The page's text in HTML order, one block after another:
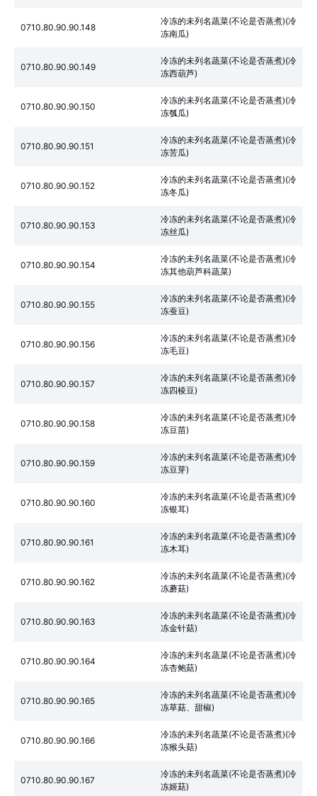
0710.80.90.90.148
冷冻的未列名蔬菜(不论是否蒸煮)(冷
冻南瓜)
0710.80.90.90.149
冷冻的未列名蔬菜(不论是否蒸煮)(冷
冻西葫芦)
0710.80.90.90.150
冷冻的未列名蔬菜(不论是否蒸煮)(冷
冻瓠瓜)
0710.80.90.90.151
冷冻的未列名蔬菜(不论是否蒸煮)(冷
冻苦瓜)
0710.80.90.90.152
冷冻的未列名蔬菜(不论是否蒸煮)(冷
冻冬瓜)
0710.80.90.90.153
冷冻的未列名蔬菜(不论是否蒸煮)(冷
冻丝瓜)
0710.80.90.90.154
冷冻的未列名蔬菜(不论是否蒸煮)(冷
冻其他葫芦科蔬菜)
0710.80.90.90.155
冷冻的未列名蔬菜(不论是否蒸煮)(冷
冻蚕豆)
0710.80.90.90.156
冷冻的未列名蔬菜(不论是否蒸煮)(冷
冻毛豆)
0710.80.90.90.157
冷冻的未列名蔬菜(不论是否蒸煮)(冷
冻四棱豆)
0710.80.90.90.158
冷冻的未列名蔬菜(不论是否蒸煮)(冷
冻豆苗)
0710.80.90.90.159
冷冻的未列名蔬菜(不论是否蒸煮)(冷
冻豆芽)
0710.80.90.90.160
冷冻的未列名蔬菜(不论是否蒸煮)(冷
冻银耳)
0710.80.90.90.161
冷冻的未列名蔬菜(不论是否蒸煮)(冷
冻木耳)
0710.80.90.90.162
冷冻的未列名蔬菜(不论是否蒸煮)(冷
冻蘑菇)
0710.80.90.90.163
冷冻的未列名蔬菜(不论是否蒸煮)(冷
冻金针菇)
0710.80.90.90.164
冷冻的未列名蔬菜(不论是否蒸煮)(冷
冻杏鲍菇)
0710.80.90.90.165
冷冻的未列名蔬菜(不论是否蒸煮)(冷
冻草菇、甜椒)
0710.80.90.90.166
冷冻的未列名蔬菜(不论是否蒸煮)(冷
冻猴头菇)
0710.80.90.90.167
冷冻的未列名蔬菜(不论是否蒸煮)(冷
冻姬菇)